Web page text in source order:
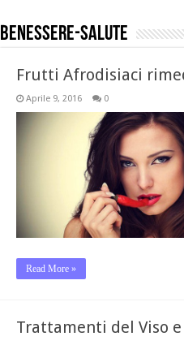
Benessere-Salute
Frutti Afrodisiaci
Aprile 9, 2016 0
Read More »
Trattamenti del Viso